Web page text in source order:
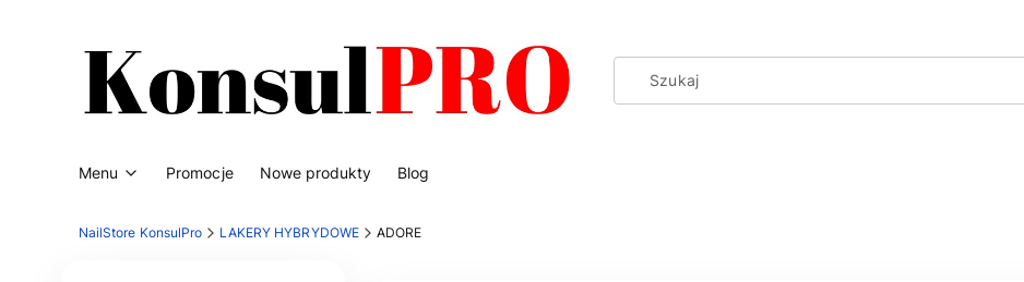
Menu Promocje Nowe produkty Blog
NailStore KonsulPro LAKERY HYBRYDOWE ADORE